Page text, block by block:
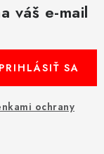
váš e-mail
ochrany
PRIHLÁSIŤ SA